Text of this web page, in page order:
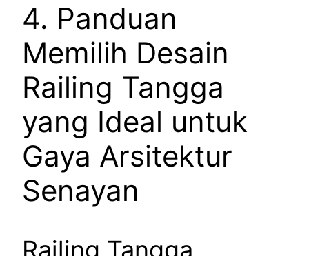
4. Panduan
Memilih Desain
Railing Tangga
yang Ideal untuk
Gaya Arsitektur
Senayan